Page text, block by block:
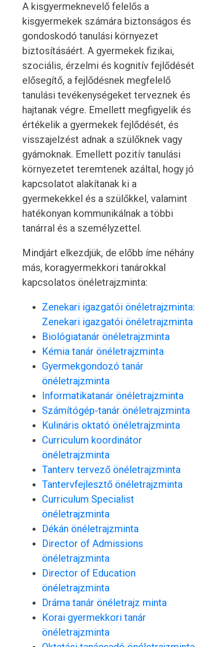
A kisgyermeknevelő felelős a
kisgyermekek számára biztonságos és
gondoskodó tanulási környezet
biztosításáért. A gyermekek fizikai,
szociális, érzelmi és kognitív fejlődését
elősegítő, a fejlődésnek megfelelő
tanulási tevékenységeket terveznek és
hajtanak végre. Emellett megfigyelik és
értékelik a gyermekek fejlődését, és
visszajelzést adnak a szülőknek vagy
gyámoknak. Emellett pozitív tanulási
környezetet teremtenek azáltal, hogy jó
kapcsolatot alakítanak ki a
gyermekekkel és a szülőkkel, valamint
hatékonyan kommunikálnak a többi
tanárral és a személyzettel.
Mindjárt elkezdjük, de előbb íme néhány
más, koragyermekkori tanárokkal
kapcsolatos önéletrajzminta:
Zenekari igazgatói önéletrajzminta:
Zenekari igazgatói önéletrajzminta
Biológiatanár önéletrajzminta
Kémia tanár önéletrajzminta
Gyermekgondozó tanár
önéletrajzminta
Informatikatanár önéletrajzminta
Számítógép-tanár önéletrajzminta
Kulináris oktató önéletrajzminta
Curriculum koordinátor
önéletrajzminta
Tanterv tervező önéletrajzminta
Tantervfejlesztő önéletrajzminta
Curriculum Specialist
önéletrajzminta
Dékán önéletrajzminta
Director of Admissions
önéletrajzminta
Director of Education
önéletrajzminta
Dráma tanár önéletrajz minta
Korai gyermekkori tanár
önéletrajzminta